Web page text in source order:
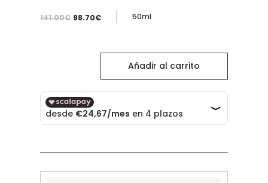
141.00€ El
98.70€El
precio
es:
98.70€.
50ml
Cream
Refill
cantidad
Añadir al carrito